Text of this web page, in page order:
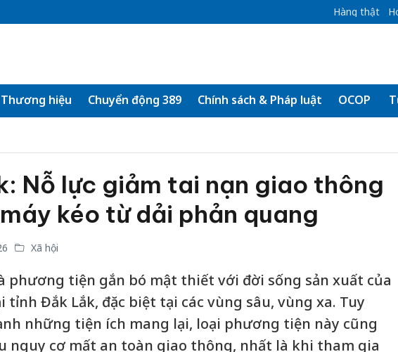
Hàng thật
Thương hiệu Chuyển động 389 Chính sách & Pháp luật OCOP
Nỗ lực giảm tai nạn giao thông
kéo từ dải phản quang
Xã hội
phương tiện gắn bó mật thiết với đời sống sản xuất của
tỉnh Đắk Lắk, đặc biệt tại các vùng sâu, vùng xa. Tuy
những tiện ích mang lại, loại phương tiện này cũng
nguy cơ mất an toàn giao thông, nhất là khi tham gia